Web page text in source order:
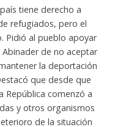
tiene derecho a
refugiados, pero el
Pidió al pueblo apoyar
de no aceptar
la deportación
que desde que
República comenzó a
y otros organismos
de la situación